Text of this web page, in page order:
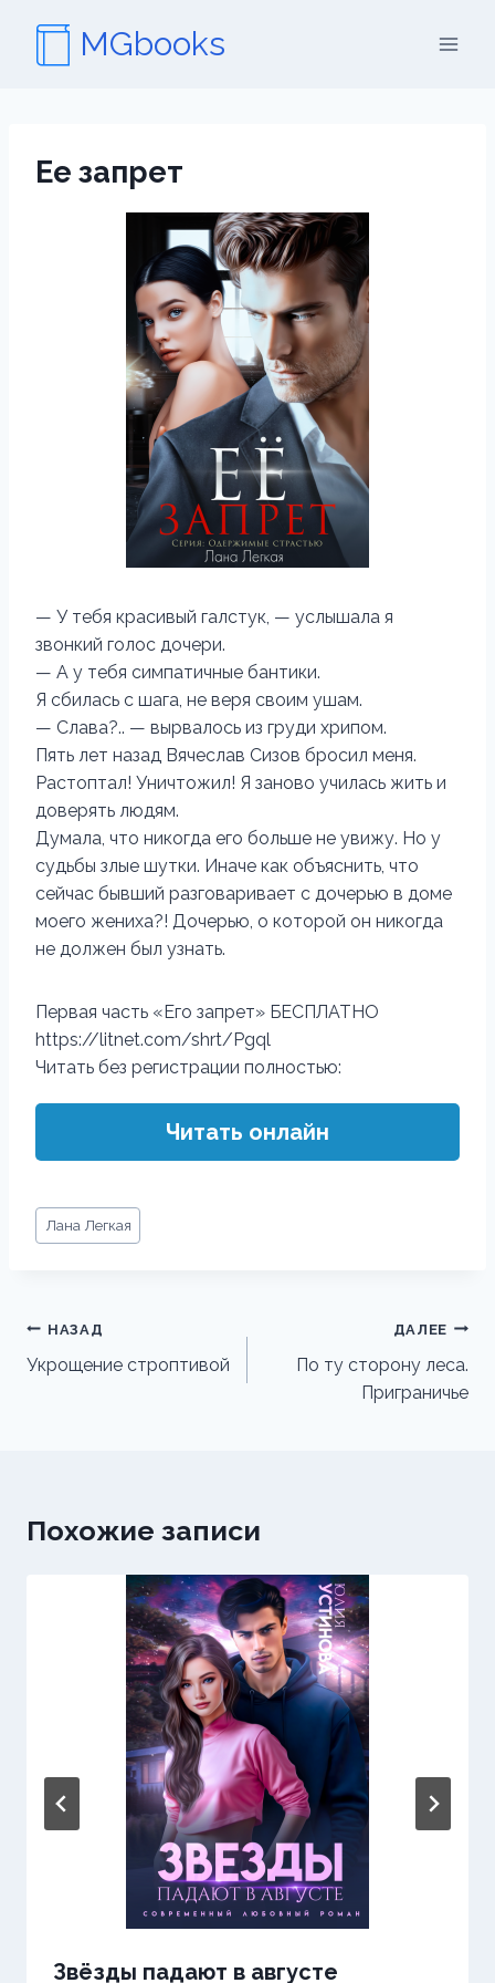
содержимому
MGbooks
Ее запрет
— У тебя красивый галстук, — услышала я
звонкий голос дочери.
— А у тебя симпатичные бантики.
Я сбилась с шага, не веря своим ушам.
— Слава?.. — вырвалось из груди хрипом.
Пять лет назад Вячеслав Сизов бросил меня.
Растоптал! Уничтожил! Я заново училась жить и
доверять людям.
Думала, что никогда его больше не увижу. Но у
судьбы злые шутки. Иначе как объяснить, что
сейчас бывший разговаривает с дочерью в доме
моего жениха?! Дочерью, о которой он никогда
не должен был узнать.
Первая часть «Его запрет» БЕСПЛАТНО
https://litnet.com/shrt/Pgql
Читать без регистрации полностью:
Читать онлайн
Метки
записи:
Лана Легкая
Навигация
по
НАЗАД
Укрощение строптивой
ДАЛЕЕ
По ту сторону леса.
Приграничье
Похожие записи
Звёзды падают в августе